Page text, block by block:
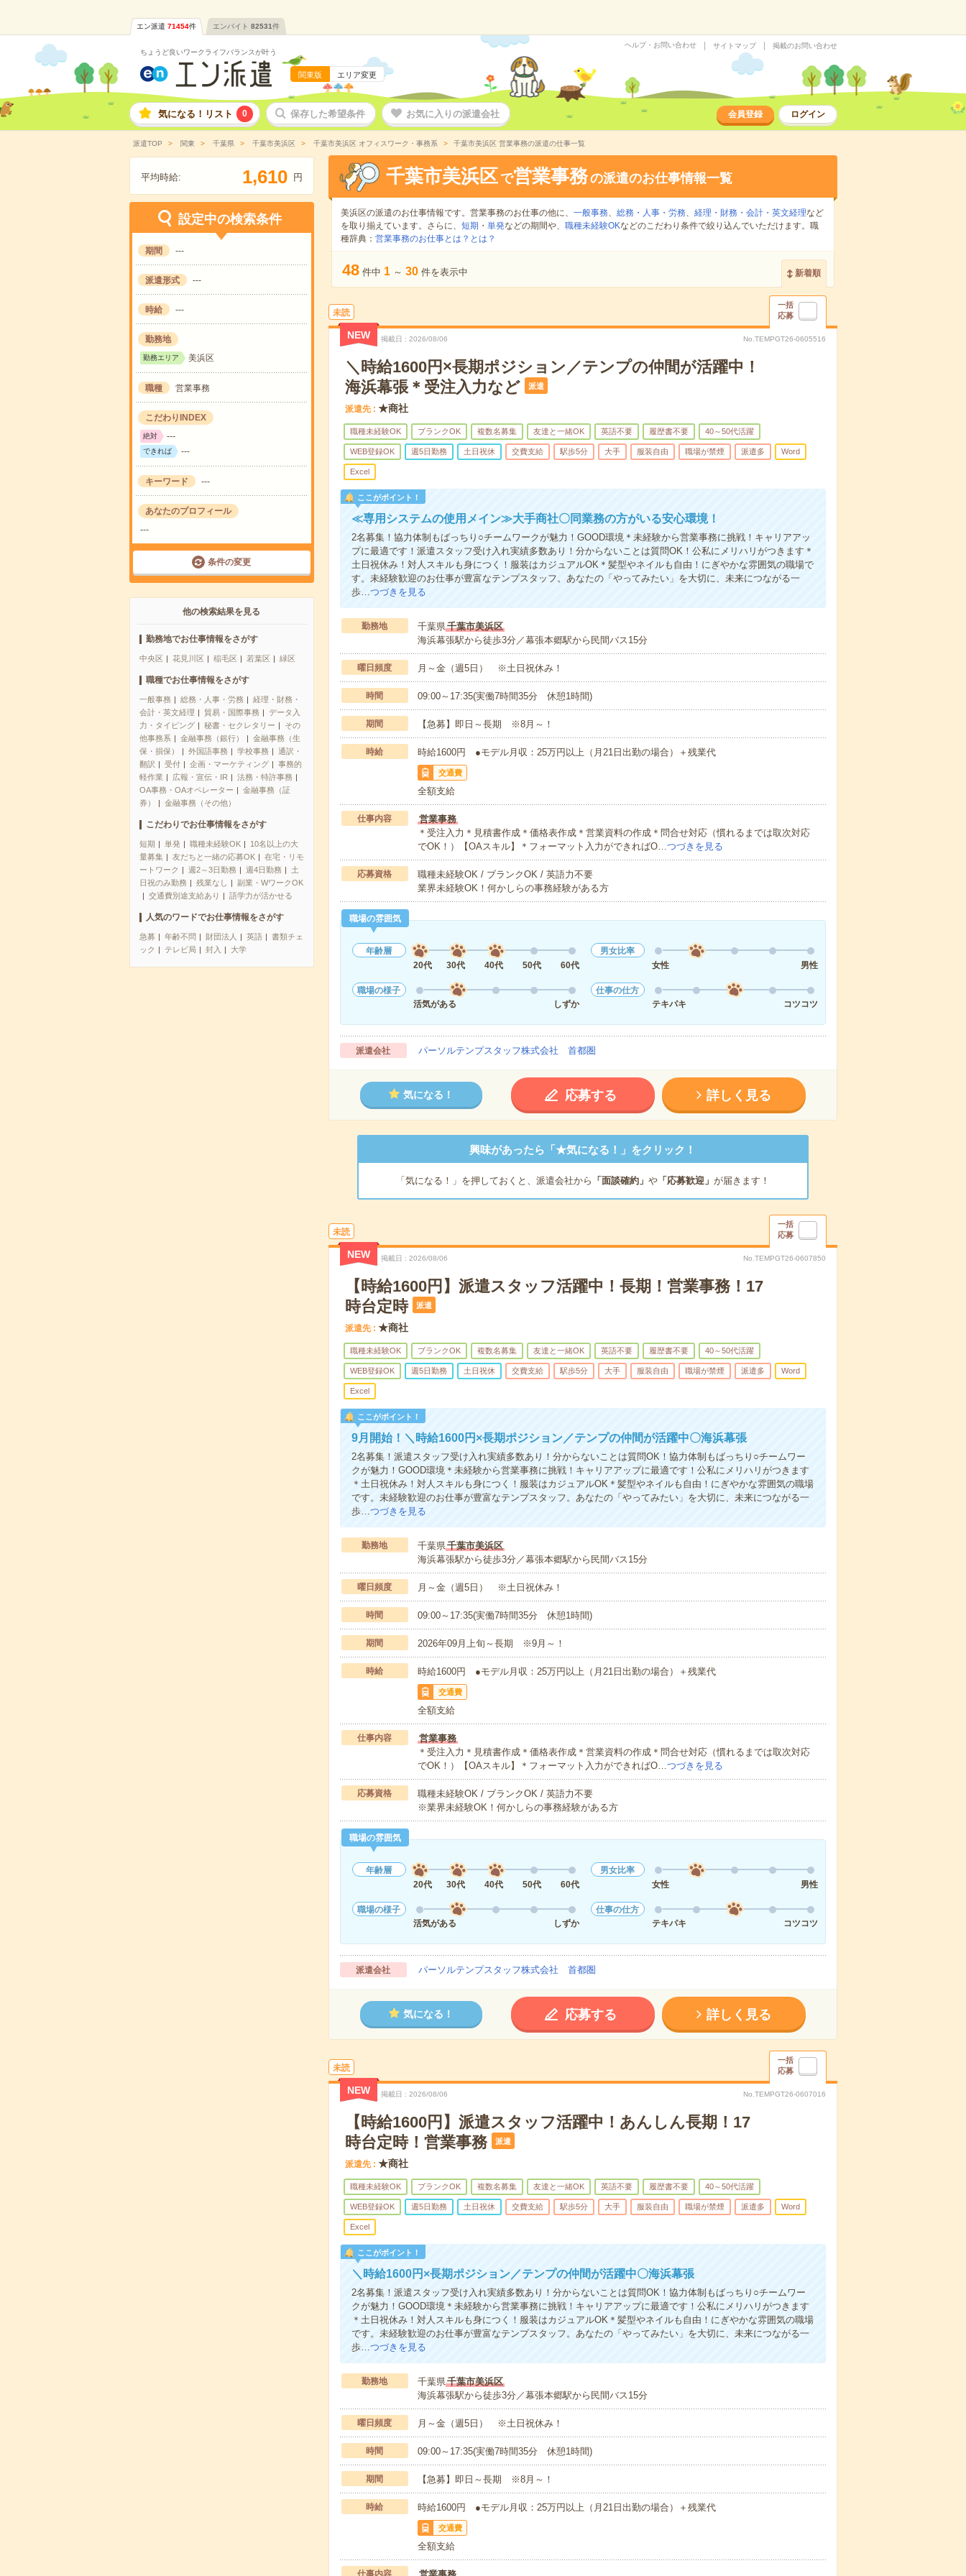
エン派遣 71454件 エンバイト 82531件
ちょうど良いワークライフバランスが叶う
関東版 エリア変更
ヘルプ・お問い合わせ サイトマップ 掲載のお問い合わせ
気になる！リスト 0 保存した希望条件 お気に入りの派遣会社 会員登録 ログイン
派遣TOP 関東 千葉県 千葉市美浜区 千葉市美浜区 オフィスワーク・事務系 千葉市美浜区 営業事務の派遣の仕事一覧
平均時給: 1,610 円
設定中の検索条件
期間 ---
派遣形式 ---
時給 ---
勤務地
勤務エリア 美浜区
職種 営業事務
こだわりINDEX
絶対 ---
できれば ---
キーワード ---
あなたのプロフィール
---
条件の変更
他の検索結果を見る
勤務地でお仕事情報をさがす
中央区 花見川区 稲毛区 若葉区 緑区
職種でお仕事情報をさがす
一般事務 総務・人事・労務
経理・財務・
会計・英文経理
貿易・国際事務
データ入
力・タイピング
秘書・セクレタリー
その
他事務系
金融事務（銀行）
金融事務（生
保・損保）
外国語事務 学校事務
通訳・
翻訳
受付 企画・マーケティング
事務的
軽作業
広報・宣伝・IR
法務・特許事務
OA事務・OAオペレーター
金融事務（証
券）
金融事務（その他）
こだわりでお仕事情報をさがす
短期 単発 職種未経験OK
10名以上の大
量募集
友だちと一緒の応募OK
在宅・リモ
ートワーク
週2～3日勤務 週4日勤務
土
日祝のみ勤務
残業なし
副業・WワークOK
交通費別途支給あり
語学力が活かせる
人気のワードでお仕事情報をさがす
急募 年齢不問 財団法人 英語
書類チェ
ック
テレビ局 封入 大学
千葉市美浜区 で営業事務の派遣のお仕事情報一覧
美浜区の派遣のお仕事情報です。営業事務のお仕事の他に、 一般事務、 総務・人事・労務、 経理・財務・会計・英文経理など
を取り揃えています。さらに、 短期 ・ 単発などの期間や、 職種未経験OKなどのこだわり条件で絞り込んでいただけます。職
種辞典： 営業事務のお仕事とは？とは？
48 件中 1 ～ 30 件を表示中 新着順
未読
一括
応募
NEW 掲載日 2026/08/06 No.TEMPGT26-0605516
＼時給1600円×長期ポジション／テンプの仲間が活躍中！
海浜幕張＊受注入力など
派遣
派遣先 ★商社
職種未経験OK ブランクOK 複数名募集 友達と一緒OK 英語不要 履歴書不要 40～50代活躍
WEB登録OK 週5日勤務 土日祝休 交費支給 駅歩5分 大手 服装自由 職場が禁煙 派遣多 Word
Excel
ここがポイント！
≪専用システムの使用メイン≫大手商社〇同業務の方がいる安心環境！
2名募集！協力体制もばっちり○チームワークが魅力！GOOD環境＊未経験から営業事務に挑戦！キャリアアッ
プに最適です！派遣スタッフ受け入れ実績多数あり！分からないことは質問OK！公私にメリハリがつきます＊
土日祝休み！対人スキルも身につく！服装はカジュアルOK＊髪型やネイルも自由！にぎやかな雰囲気の職場で
す。未経験歓迎のお仕事が豊富なテンプスタッフ。あなたの「やってみたい」を大切に、未来につながる一
歩…つづきを見る
勤務地 千葉県千葉市美浜区
海浜幕張駅から徒歩3分／幕張本郷駅から民間バス15分
曜日頻度 月～金（週5日） ※土日祝休み！
時間 09:00～17:35(実働7時間35分 休憩1時間)
期間 【急募】即日～長期 ※8月～！
時給 時給1600円 ●モデル月収：25万円以上（月21日出勤の場合）＋残業代
交通費
全額支給
仕事内容
営業事務
＊受注入力＊見積書作成＊価格表作成＊営業資料の作成＊問合せ対応（慣れるまでは取次対応
でOK！）【OAスキル】＊フォーマット入力ができればO…つづきを見る
応募資格
職種未経験OK / ブランクOK / 英語力不要
業界未経験OK！何かしらの事務経験がある方
職場の雰囲気
年齢層
20代
30代 40代 50代 60代
男女比率
女性
男性
職場の様子
活気がある
しずか
仕事の仕方
テキパキ
コツコツ
派遣会社 パーソルテンプスタッフ株式会社 首都圏
気になる！ 応募する 詳しく見る
興味があったら「★気になる！」をクリック！
「気になる！」を押しておくと、派遣会社から 「面談確約」 や「応募歓迎」 が届きます！
未読
一括
応募
NEW 掲載日 2026/08/06 No.TEMPGT26-0607850
【時給1600円】派遣スタッフ活躍中！長期！営業事務！17
時台定時
派遣
派遣先 ★商社
職種未経験OK ブランクOK 複数名募集 友達と一緒OK 英語不要 履歴書不要 40～50代活躍
WEB登録OK 週5日勤務 土日祝休 交費支給 駅歩5分 大手 服装自由 職場が禁煙 派遣多 Word
Excel
ここがポイント！
9月開始！＼時給1600円×長期ポジション／テンプの仲間が活躍中〇海浜幕張
2名募集！派遣スタッフ受け入れ実績多数あり！分からないことは質問OK！協力体制もばっちり○チームワー
クが魅力！GOOD環境＊未経験から営業事務に挑戦！キャリアアップに最適です！公私にメリハリがつきます
＊土日祝休み！対人スキルも身につく！服装はカジュアルOK＊髪型やネイルも自由！にぎやかな雰囲気の職場
です。未経験歓迎のお仕事が豊富なテンプスタッフ。あなたの「やってみたい」を大切に、未来につながる一
歩…つづきを見る
勤務地 千葉県千葉市美浜区
海浜幕張駅から徒歩3分／幕張本郷駅から民間バス15分
曜日頻度 月～金（週5日） ※土日祝休み！
時間 09:00～17:35(実働7時間35分 休憩1時間)
期間 2026年09月上旬～長期 ※9月～！
時給 時給1600円 ●モデル月収：25万円以上（月21日出勤の場合）＋残業代
交通費
全額支給
仕事内容
営業事務
＊受注入力＊見積書作成＊価格表作成＊営業資料の作成＊問合せ対応（慣れるまでは取次対応
でOK！）【OAスキル】＊フォーマット入力ができればO…つづきを見る
応募資格
職種未経験OK / ブランクOK / 英語力不要
※業界未経験OK！何かしらの事務経験がある方
職場の雰囲気
年齢層
20代
30代 40代 50代 60代
男女比率
女性
男性
職場の様子
活気がある
しずか
仕事の仕方
テキパキ
コツコツ
派遣会社 パーソルテンプスタッフ株式会社 首都圏
気になる！ 応募する 詳しく見る
未読
一括
応募
NEW 掲載日 2026/08/06 No.TEMPGT26-0607016
【時給1600円】派遣スタッフ活躍中！あんしん長期！17
時台定時！営業事務
派遣
派遣先 ★商社
職種未経験OK ブランクOK 複数名募集 友達と一緒OK 英語不要 履歴書不要 40～50代活躍
WEB登録OK 週5日勤務 土日祝休 交費支給 駅歩5分 大手 服装自由 職場が禁煙 派遣多 Word
Excel
ここがポイント！
＼時給1600円×長期ポジション／テンプの仲間が活躍中〇海浜幕張
2名募集！派遣スタッフ受け入れ実績多数あり！分からないことは質問OK！協力体制もばっちり○チームワー
クが魅力！GOOD環境＊未経験から営業事務に挑戦！キャリアアップに最適です！公私にメリハリがつきます
＊土日祝休み！対人スキルも身につく！服装はカジュアルOK＊髪型やネイルも自由！にぎやかな雰囲気の職場
です。未経験歓迎のお仕事が豊富なテンプスタッフ。あなたの「やってみたい」を大切に、未来につながる一
歩…つづきを見る
勤務地 千葉県千葉市美浜区
海浜幕張駅から徒歩3分／幕張本郷駅から民間バス15分
曜日頻度 月～金（週5日） ※土日祝休み！
時間 09:00～17:35(実働7時間35分 休憩1時間)
期間 【急募】即日～長期 ※8月～！
時給 時給1600円 ●モデル月収：25万円以上（月21日出勤の場合）＋残業代
交通費
全額支給
仕事内容